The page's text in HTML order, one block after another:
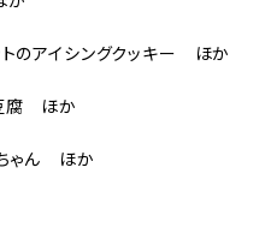
のアイシングクッキー ほか
腐 ほか
ゃん ほか